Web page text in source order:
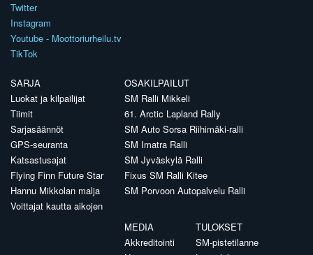
Twitter
Instagram
Youtube - Moottoriurheilu.tv
TikTok
SARJA
Luokat ja kilpailijat
Tiimit
Sarjasäännöt
GPS-seuranta
Katsastusajat
Flying Finn Future Star
Hannu Mikkolan malja
Voittajat kautta aikojen
OSAKILPAILUT
SM Ralli Mikkeli
61. Arctic Lapland Rally
SM Auto Sorsa Riihimäki-ralli
SM Imatra Ralli
SM Jyväskylä Ralli
Fixus SM Ralli Kitee
SM Porvoon Autopalvelu Ralli
MEDIA
Akkreditointi
TULOKSET
SM-pistetilanne